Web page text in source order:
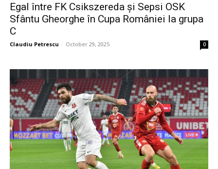
Egal între FK Csikszereda și Sepsi OSK
Sfântu Gheorghe în Cupa României la grupa
C
Claudiu Petrescu - October 29, 2025 0